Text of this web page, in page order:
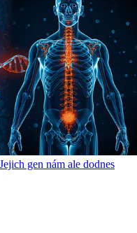
gen nám ale dodnes